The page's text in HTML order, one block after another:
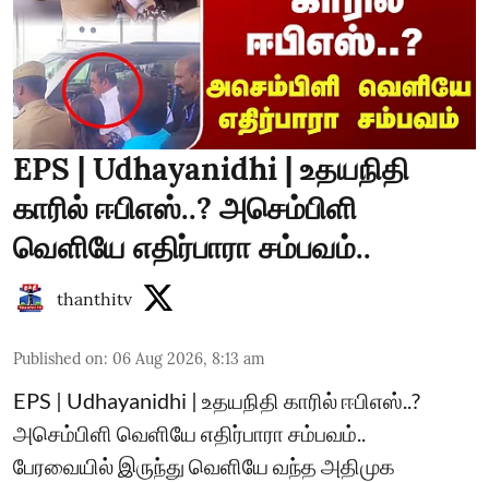
EPS | Udhayanidhi | உதயநிதி
காரில் ஈபிஎஸ்..? அசெம்பிளி
வெளியே எதிர்பாரா சம்பவம்..
thanthitv
Published on: 06 Aug 2026, 8:13 am
EPS | Udhayanidhi | உதயநிதி காரில் ஈபிஎஸ்..?
அசெம்பிளி வெளியே எதிர்பாரா சம்பவம்..
பேரவையில் இருந்து வெளியே வந்த அதிமுக